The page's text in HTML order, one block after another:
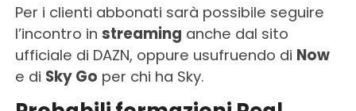
Per i clienti abbonati sarà possibile seguire
l’incontro in streaming anche dal sito
ufficiale di DAZN, oppure usufruendo di Now
e di Sky Go per chi ha Sky.